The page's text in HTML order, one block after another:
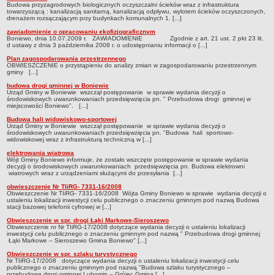
Statut
Projekty uchwał
Zarządzenia
Protokoły
Opłaty i podatki
Zagospodarowanie przestrzenne
Obwieszczenia,Zawiadomienia, sprawozdania ochrony środowiska
Decyzje o środowiskowych uwarunkowaniach
REWITALIZACJA GMINY BONIEWO
PPWOW
Aktualności
konkursy
Podręcznik PPWOW
Plan działania
Strategia Rozwiązywania Problemów Społecznych
Lista osób kluczowych
Lista aktywności społecznych
Budowa przyzagrodowych biologicznych oczyszczalni ścieków wraz z infrastruktura
towarzyszącą : kanalizacją sanitarną, kanalizacją odpływu, wylotem ścieków oczyszczonych,
drenażem rozsączającym przy budynkach komunalnych 1. [...]
zawiadomienie o opracowaniu ekofizjograficznym
Boniewo, dnia 10.07.2009 r. ZAWIADOMIENIE Zgodnie z art. 21 ust. 2 pkt 23 lit.
d ustawy z dnia 3 października 2008 r. o udostępnianiu informacji o [...]
Plan zagospodarowania przestrzennego
OBWIESZCZENIE o przystąpieniu do analizy zmian w zagospodarowaniu przestrzennym
gminy [...]
budowa drogi gminnej w Boniewie
Urząd Gminy w Boniewie wszczął postępowanie w sprawie wydania decyzji o
środowiskowych uwarunkowaniach przedsięwzięcia pn. " Przebudowa drogi gminnej w
miejscowości Boniewo". [...]
Budowa hali widowiskowo-sportowej
Urząd Gminy w Boniewie wszczął postępowanie w sprawie wydania decyzji o
środowiskowych uwarunkowaniach przedsięwzięcia pn. "Budowa hali sportowo-
widowiskowej wraz z infrastrukturą techniczną w [...]
elektrowania wiatrowa
Wójt Gminy Boniewo informuje, że zostało wszczęte postępowanie w sprawie wydania
decyzji o środowiskowych uwarunkowaniach przedsięwzięcia pn. Budowa elektrowni
wiatrowych wraz z urządzeniami służącymi do przesyłania [...]
obwieszczenie Nr TIiRG- 7331-16/2008
Obwieszczenie Nr TIiRG- 7331-16/2008 Wójta Gminy Boniewo w sprawie wydania decyzji o
ustaleniu lokalizacji inwestycji celu publicznego o znaczeniu gminnym pod nazwą Budowa
stacji bazowej telefonii cyfrowej w [...]
Obwieszczenie w spr. drogi Łąki Markowe-Sieroszewo
Obwieszczenie nr Nr TIiRG-17/2008 dotyczące wydania decyzji o ustaleniu lokalizacji
inwestycji celu publicznego o znaczeniu gminnym pod nazwą " Przebudowa drogi gminnej
Łąki Markowe – Sieroszewo Gmina Boniewo" [...]
Obwieszczenie w spr. szlaku turystycznego
Nr TIiRG-17/2008 dotyczące wydania decyzji o ustaleniu lokalizacji inwestycji celu
publicznego o znaczeniu gminnym pod nazwą "Budowa szlaku turystycznego –